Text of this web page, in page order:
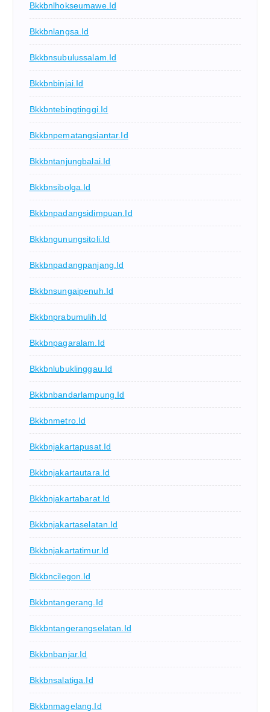
Bkkbnlhokseumawe.id
Bkkbnlangsa.id
Bkkbnsubulussalam.id
Bkkbnbinjai.id
Bkkbntebingtinggi.id
Bkkbnpematangsiantar.id
Bkkbntanjungbalai.id
Bkkbnsibolga.id
Bkkbnpadangsidimpuan.id
Bkkbngunungsitoli.id
Bkkbnpadangpanjang.id
Bkkbnsungaipenuh.id
Bkkbnprabumulih.id
Bkkbnpagaralam.id
Bkkbnlubuklinggau.id
Bkkbnbandarlampung.id
Bkkbnmetro.id
Bkkbnjakartapusat.id
Bkkbnjakartautara.id
Bkkbnjakartabarat.id
Bkkbnjakartaselatan.id
Bkkbnjakartatimur.id
Bkkbncilegon.id
Bkkbntangerang.id
Bkkbntangerangselatan.id
Bkkbnbanjar.id
Bkkbnsalatiga.id
Bkkbnmagelang.id